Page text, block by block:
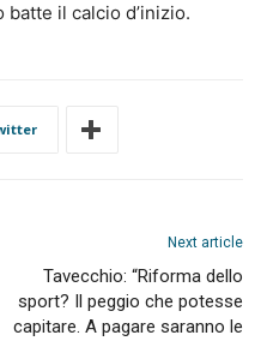
batte il calcio d’inizio.
Next article
Tavecchio: “Riforma dello
sport? Il peggio che potesse
capitare. A pagare saranno le